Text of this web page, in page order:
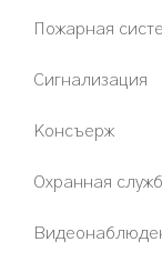
Пожарная
Сигнализация
Консъерж
Охранная